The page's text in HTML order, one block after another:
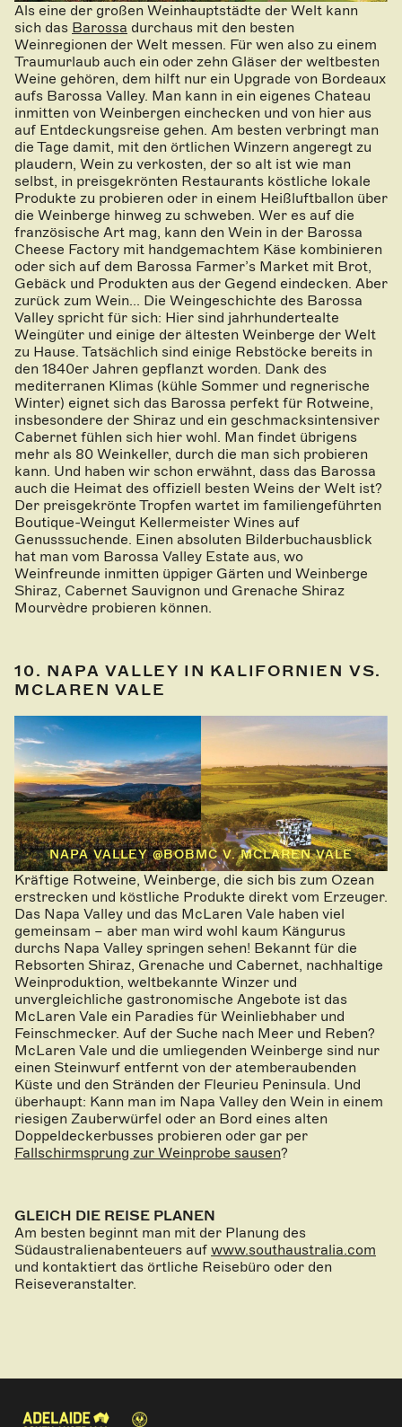
Als eine der großen Weinhauptstädte der Welt kann
sich das Barossa durchaus mit den besten
Weinregionen der Welt messen. Für wen also zu einem
Traumurlaub auch ein oder zehn Gläser der weltbesten
Weine gehören, dem hilft nur ein Upgrade von Bordeaux
aufs Barossa Valley. Man kann in ein eigenes Chateau
inmitten von Weinbergen einchecken und von hier aus
auf Entdeckungsreise gehen. Am besten verbringt man
die Tage damit, mit den örtlichen Winzern angeregt zu
plaudern, Wein zu verkosten, der so alt ist wie man
selbst, in preisgekrönten Restaurants köstliche lokale
Produkte zu probieren oder in einem Heißluftballon über
die Weinberge hinweg zu schweben. Wer es auf die
französische Art mag, kann den Wein in der Barossa
Cheese Factory mit handgemachtem Käse kombinieren
oder sich auf dem Barossa Farmer’s Market mit Brot,
Gebäck und Produkten aus der Gegend eindecken. Aber
zurück zum Wein... Die Weingeschichte des Barossa
Valley spricht für sich: Hier sind jahrhundertealte
Weingüter und einige der ältesten Weinberge der Welt
zu Hause. Tatsächlich sind einige Rebstöcke bereits in
den 1840er Jahren gepflanzt worden. Dank des
mediterranen Klimas (kühle Sommer und regnerische
Winter) eignet sich das Barossa perfekt für Rotweine,
insbesondere der Shiraz und ein geschmacksintensiver
Cabernet fühlen sich hier wohl. Man findet übrigens
mehr als 80 Weinkeller, durch die man sich probieren
kann. Und haben wir schon erwähnt, dass das Barossa
auch die Heimat des offiziell besten Weins der Welt ist?
Der preisgekrönte Tropfen wartet im familiengeführten
Boutique-Weingut Kellermeister Wines auf
Genusssuchende. Einen absoluten Bilderbuchausblick
hat man vom Barossa Valley Estate aus, wo
Weinfreunde inmitten üppiger Gärten und Weinberge
Shiraz, Cabernet Sauvignon und Grenache Shiraz
Mourvèdre probieren können.
10. NAPA VALLEY IN KALIFORNIEN VS.
MCLAREN VALE
NAPA VALLEY @BOBMC V. MCLAREN VALE
Kräftige Rotweine, Weinberge, die sich bis zum Ozean
erstrecken und köstliche Produkte direkt vom Erzeuger.
Das Napa Valley und das McLaren Vale haben viel
gemeinsam – aber man wird wohl kaum Kängurus
durchs Napa Valley springen sehen! Bekannt für die
Rebsorten Shiraz, Grenache und Cabernet, nachhaltige
Weinproduktion, weltbekannte Winzer und
unvergleichliche gastronomische Angebote ist das
McLaren Vale ein Paradies für Weinliebhaber und
Feinschmecker. Auf der Suche nach Meer und Reben?
McLaren Vale und die umliegenden Weinberge sind nur
einen Steinwurf entfernt von der atemberaubenden
Küste und den Stränden der Fleurieu Peninsula. Und
überhaupt: Kann man im Napa Valley den Wein in einem
riesigen Zauberwürfel oder an Bord eines alten
Doppeldeckerbusses probieren oder gar per
Fallschirmsprung zur Weinprobe sausen?
GLEICH DIE REISE PLANEN
Am besten beginnt man mit der Planung des
Südaustralienabenteuers auf www.southaustralia.com
und kontaktiert das örtliche Reisebüro oder den
Reiseveranstalter.